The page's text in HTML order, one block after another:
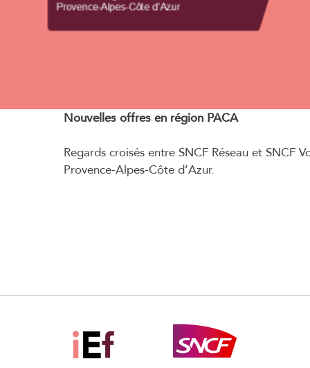
Nouvelles offres en région PACA
Regards croisés entre SNCF Réseau et SNCF
Provence-Alpes-Côte d’Azur.